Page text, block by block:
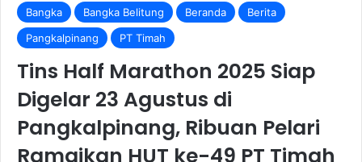
Bangka Bangka Belitung Beranda
Berita
Pangkalpinang
PT Timah
Tins Half Marathon 2025 Siap
Digelar 23 Agustus di
Pangkalpinang, Ribuan Pelari
Ramaikan HUT ke-49 PT Timah